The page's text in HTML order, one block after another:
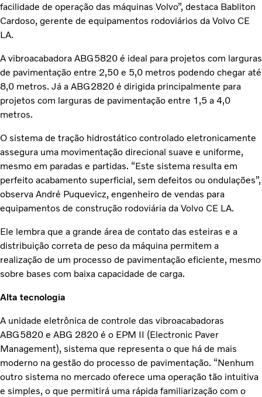
facilidade de operação das máquinas Volvo”, destaca Babliton
Cardoso, gerente de equipamentos rodoviários da Volvo CE
LA.
A vibroacabadora ABG5820 é ideal para projetos com larguras
de pavimentação entre 2,50 e 5,0 metros podendo chegar até
8,0 metros. Já a ABG2820 é dirigida principalmente para
projetos com larguras de pavimentação entre 1,5 a 4,0
metros.
O sistema de tração hidrostático controlado eletronicamente
assegura uma movimentação direcional suave e uniforme,
mesmo em paradas e partidas. “Este sistema resulta em
perfeito acabamento superficial, sem defeitos ou ondulações”,
observa André Puquevicz, engenheiro de vendas para
equipamentos de construção rodoviária da Volvo CE LA.
Ele lembra que a grande área de contato das esteiras e a
distribuição correta de peso da máquina permitem a
realização de um processo de pavimentação eficiente, mesmo
sobre bases com baixa capacidade de carga.
Alta tecnologia
A unidade eletrônica de controle das vibroacabadoras
ABG5820 e ABG 2820 é o EPM II (Electronic Paver
Management), sistema que representa o que há de mais
moderno na gestão do processo de pavimentação. “Nenhum
outro sistema no mercado oferece uma operação tão intuitiva
e simples, o que permitirá uma rápida familiarização com o